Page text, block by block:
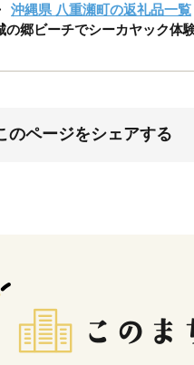
沖縄県 八重瀬町の返礼品一覧
の郷ビーチでシーカヤック
のページをシェアする